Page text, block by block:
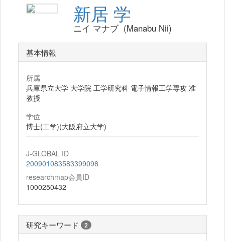
新居 学
ニイ マナブ (Manabu Nii)
基本情報
所属
兵庫県立大学 大学院 工学研究科 電子情報工学専攻 准
教授
学位
博士(工学)(大阪府立大学)
J-GLOBAL ID
200901083583399098
researchmap会員ID
1000250432
研究キーワード 2